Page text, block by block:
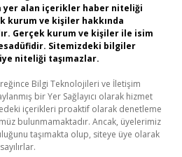
yer alan içerikler haber niteliği
kurum ve kişiler hakkında
Gerçek kurum ve kişiler ile isim
Sitemizdeki bilgiler
niteliği taşımazlar.
Bilgi Teknolojileri ve İletişim
bir Yer Sağlayıcı olarak hizmet
içerikleri proaktif olarak denetleme
bulunmamaktadır. Ancak, üyelerimiz
taşımakta olup, siteye üye olarak